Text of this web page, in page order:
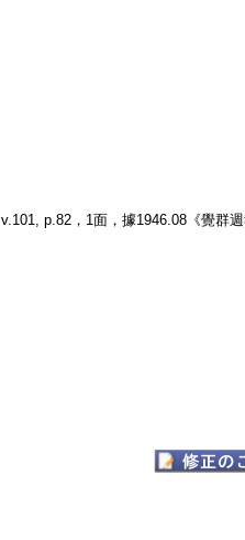
p.82，1面，據1946.08《覺群週